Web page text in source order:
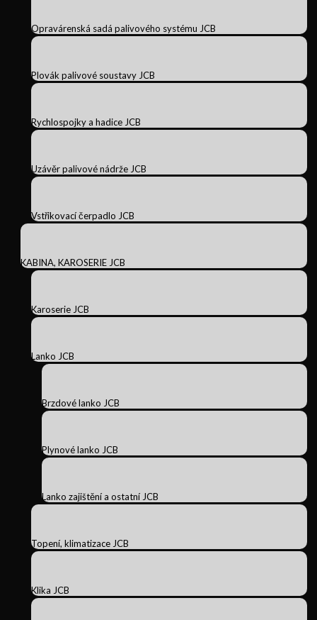
Opravárenská sadá palivového systému JCB
Plovák palivové soustavy JCB
Rychlospojky a hadice JCB
Uzávěr palivové nádrže JCB
Vstřikovací čerpadlo JCB
KABINA, KAROSERIE JCB
Karoserie JCB
Lanko JCB
Brzdové lanko JCB
Plynové lanko JCB
Lanko zajištění a ostatní JCB
Topení, klimatizace JCB
Klika JCB